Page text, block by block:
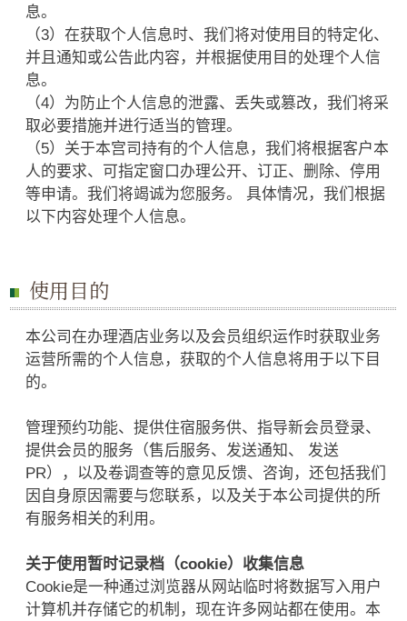
息。
（3）在获取个人信息时、我们将对使用目的特定化、
并且通知或公告此内容，并根据使用目的处理个人信
息。
（4）为防止个人信息的泄露、丢失或篡改，我们将采
取必要措施并进行适当的管理。
（5）关于本宫司持有的个人信息，我们将根据客户本
人的要求、可指定窗口办理公开、订正、删除、停用
等申请。我们将竭诚为您服务。 具体情况，我们根据
以下内容处理个人信息。
使用目的
本公司在办理酒店业务以及会员组织运作时获取业务
运营所需的个人信息，获取的个人信息将用于以下目
的。
管理预约功能、提供住宿服务供、指导新会员登录、
提供会员的服务（售后服务、发送通知、 发送
PR），以及卷调查等的意见反馈、咨询，还包括我们
因自身原因需要与您联系，以及关于本公司提供的所
有服务相关的利用。
关于使用暂时记录档（cookie）收集信息
Cookie是一种通过浏览器从网站临时将数据写入用户
计算机并存储它的机制，现在许多网站都在使用。本